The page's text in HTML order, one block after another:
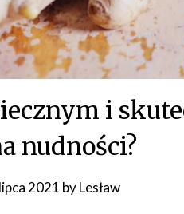
i
nudności?
2021 byLesław